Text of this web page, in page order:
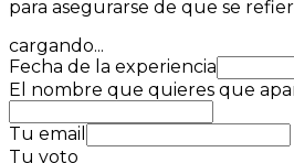
para asegurarse de que se
cargando...
Fecha de la experiencia
El nombre que quieres que
Tu email
Tu voto